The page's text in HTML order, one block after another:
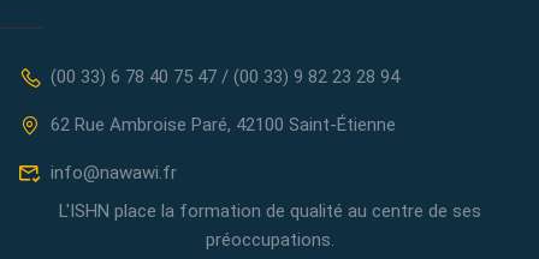
(00 33) 6 78 40 75 47 / (00 33) 9 82 23 28 94
62 Rue Ambroise Paré, 42100 Saint-Étienne
info@nawawi.fr
L'ISHN place la formation de qualité au centre de ses
préoccupations.